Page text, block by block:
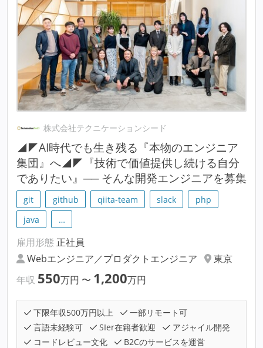
株式会社テクニケーションシード
◢◤AI時代でも生き残る『本物のエンジニア
集団』へ◢◤『技術で価値提供し続ける自分
でありたい』── そんな開発エンジニアを募集
git github qiita-team slack
php
java
…
雇用形態 正社員
Webエンジニア／プロダクトエンジニア
東京
年収 550万円 〜 1,200万円
下限年収500万円以上
一部リモート可
言語未経験可
SIer在籍者歓迎
アジャイル開発
コードレビュー文化
B2Cのサービスを運営